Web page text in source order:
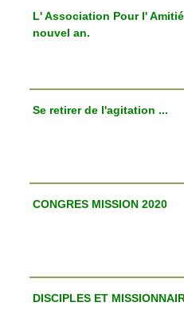
L' Association Pour l'
nouvel an.
Se retirer de l'agitation ...
CONGRES MISSION 2020
DISCIPLES ET